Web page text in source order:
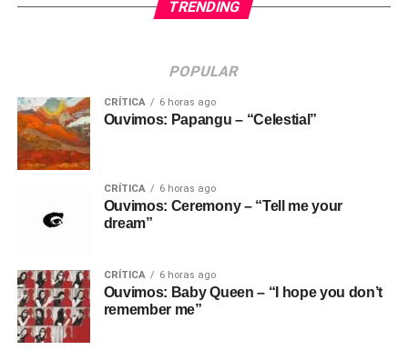
TRENDING
POPULAR
CRÍTICA 6 horas ago
Ouvimos: Papangu – “Celestial”
CRÍTICA 6 horas ago
Ouvimos: Ceremony – “Tell me your
dream”
CRÍTICA 6 horas ago
Ouvimos: Baby Queen – “I hope you don’t
remember me”